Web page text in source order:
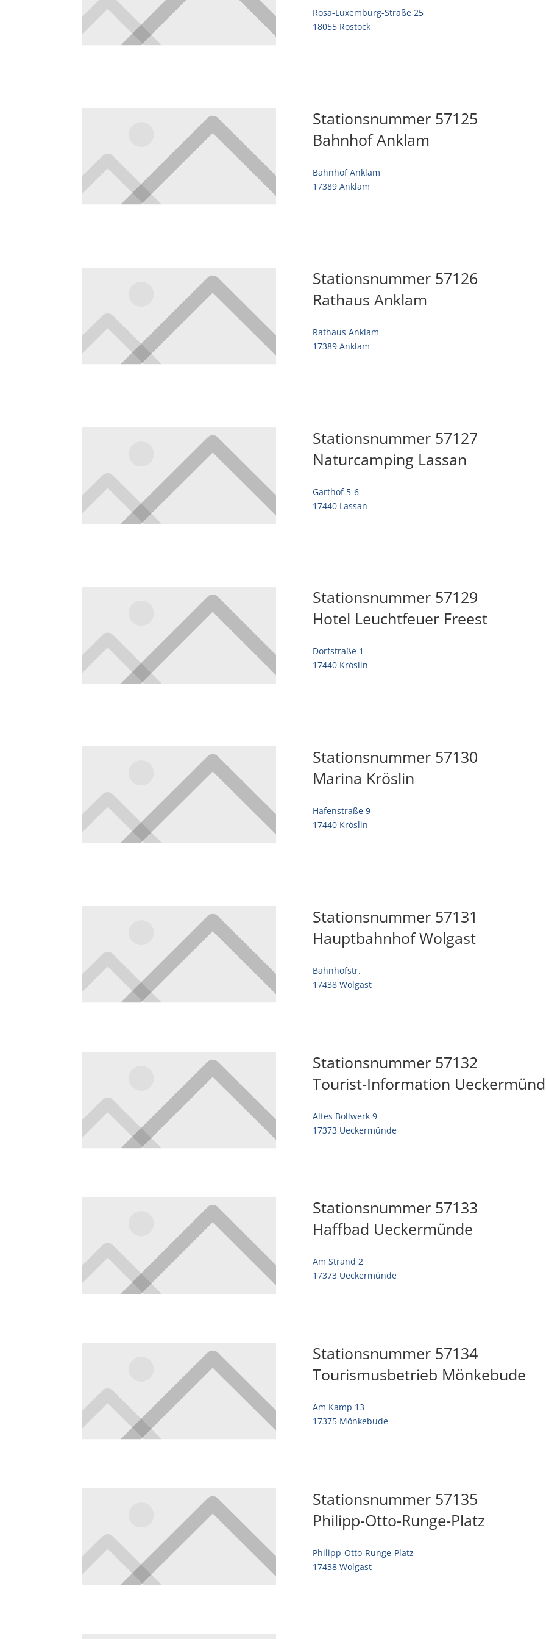
Rosa-Luxemburg-Straße 25
18055 Rostock
Stationsnummer 57125
Bahnhof Anklam
Bahnhof Anklam
17389 Anklam
Stationsnummer 57126
Rathaus Anklam
Rathaus Anklam
17389 Anklam
Stationsnummer 57127
Naturcamping Lassan
Garthof 5-6
17440 Lassan
Stationsnummer 57129
Hotel Leuchtfeuer Freest
Dorfstraße 1
17440 Kröslin
Stationsnummer 57130
Marina Kröslin
Hafenstraße 9
17440 Kröslin
Stationsnummer 57131
Hauptbahnhof Wolgast
Bahnhofstr.
17438 Wolgast
Stationsnummer 57132
Tourist-Information
Altes Bollwerk 9
17373 Ueckermünde
Stationsnummer 57133
Haffbad Ueckermünde
Am Strand 2
17373 Ueckermünde
Stationsnummer 57134
Tourismusbetrieb Mönkebude
Am Kamp 13
17375 Mönkebude
Stationsnummer 57135
Philipp-Otto-Runge-Platz
Philipp-Otto-Runge-Platz
17438 Wolgast